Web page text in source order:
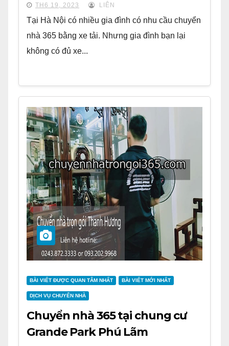
TH6 19, 2023 LIÊN
Tại Hà Nội có nhiều gia đình có nhu cầu chuyển
nhà 365 bằng xe tải. Nhưng gia đình bạn lại
không có đủ xe...
BÀI VIẾT ĐƯỢC QUAN TÂM NHẤT BÀI VIẾT MỚI NHẤT
DỊCH VỤ CHUYỂN NHÀ
Chuyển nhà 365 tại chung cư
Grande Park Phú Lãm